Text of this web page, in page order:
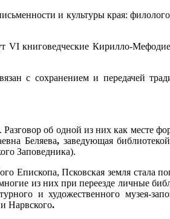
и культуры края:
VI книговедческие Кирилло-
с сохранением и передачей
об одной из них как месте
Беляева, заведующая
Заповедника).
Епископа, Псковская земля стала
из них при переезде личные
и художественного музея-
Нарвского.